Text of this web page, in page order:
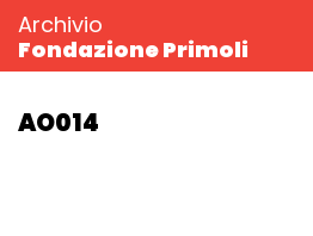
Archivio
Fondazione Primoli
AO014